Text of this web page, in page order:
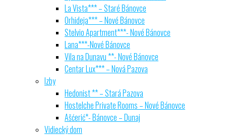
La Vista*** – Staré Bánovce
Orhideja*** – Nové Bánovce
Stelvio Apartment***- Nové Bánovce
Lana***-Nové Bánovce
Vila na Dunavu **- Nové Bánovce
Centar Lux*** – Nová Pazova
Izby
Hedonist ** – Stará Pazova
Hostelche Private Rooms – Nové Bánovce
Ašćerić*- Bánovce – Dunaj
Vidiecký dom